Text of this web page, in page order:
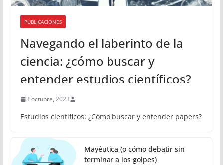
PUBLICACIONES
Navegando el laberinto de la
ciencia: ¿cómo buscar y
entender estudios científicos?
3 octubre, 2023
Estudios científicos: ¿Cómo buscar y entender papers?
Mayéutica (o cómo debatir sin
terminar a los golpes)